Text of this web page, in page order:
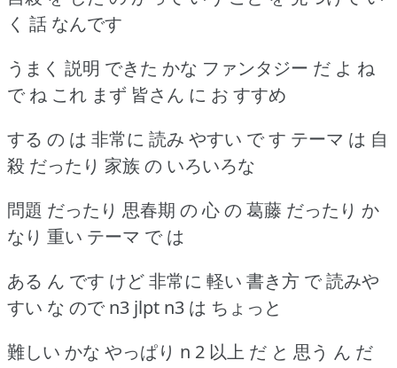
く 話 なんです
うまく 説明 できた かな ファンタジー だ よ ね
で ね これ まず 皆さん に お すすめ
する の は 非常に 読み やすい で す テーマ は 自
殺 だったり 家族 の いろいろな
問題 だったり 思春期 の 心 の 葛藤 だったり か
なり 重い テーマ で は
ある ん です けど 非常に 軽い 書き方 で 読みや
すい な ので n3 jlpt n3 は ちょっと
難しい かな やっぱり n 2 以上 だ と 思う ん だ